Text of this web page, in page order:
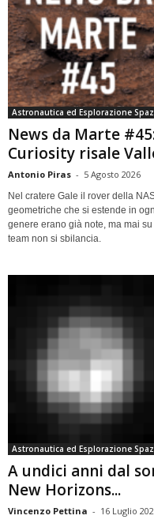
Astronautica ed Esplorazione
News da Marte
Curiosity risale
Antonio Piras - 5 Agosto 2026
Nel cratere Gale il rover della
geometriche che si estende in
genere erano già note, ma mai
team non si sbilancia.
Astronautica ed Esplorazione
A undici anni dal
New Horizons...
Vincenzo Pettina - 16 Luglio